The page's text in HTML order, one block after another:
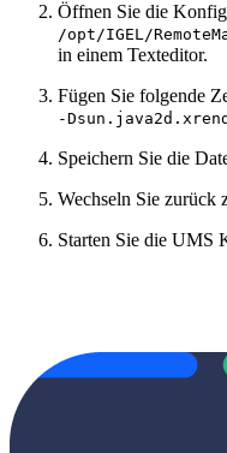
Öffnen Sie die
/opt/IGEL/
in einem Texteditor.
Fügen Sie folgende
-
Speichern Sie die
Wechseln Sie zurück
Starten Sie die UMS